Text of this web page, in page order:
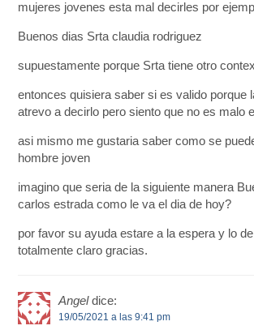
mujeres jovenes esta mal decirles por
Buenos dias Srta claudia rodriguez
supuestamente porque Srta tiene otro
entonces quisiera saber si es valido porque
atrevo a decirlo pero siento que no es malo
asi mismo me gustaria saber como se
hombre joven
imagino que seria de la siguiente manera
carlos estrada como le va el dia de hoy?
por favor su ayuda estare a la espera y lo
totalmente claro gracias.
Angel dice:
19/05/2021 a las 9:41 pm